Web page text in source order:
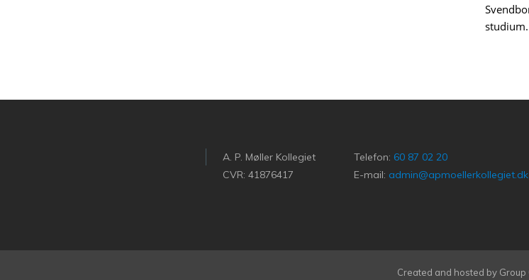
studium.
A. P. Møller Kollegiet
CVR: 41876417
​Telefon: 60 87 02 20
E-mail: admin@apmoellerkollegiet.dk
Created and hosted by Group